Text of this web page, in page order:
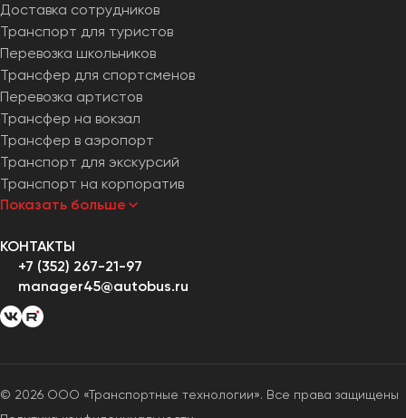
Доставка сотрудников
Транспорт для туристов
Перевозка школьников
Трансфер для спортсменов
Перевозка артистов
Трансфер на вокзал
Трансфер в аэропорт
Транспорт для экскурсий
Транспорт на корпоратив
Показать больше
КОНТАКТЫ
+7 (352) 267-21-97
manager45@autobus.ru
© 2026 ООО «Транспортные технологии». Все права защищены